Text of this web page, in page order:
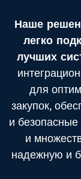
Наше
легко
лучших
для
закупок,
и
и
надежную и